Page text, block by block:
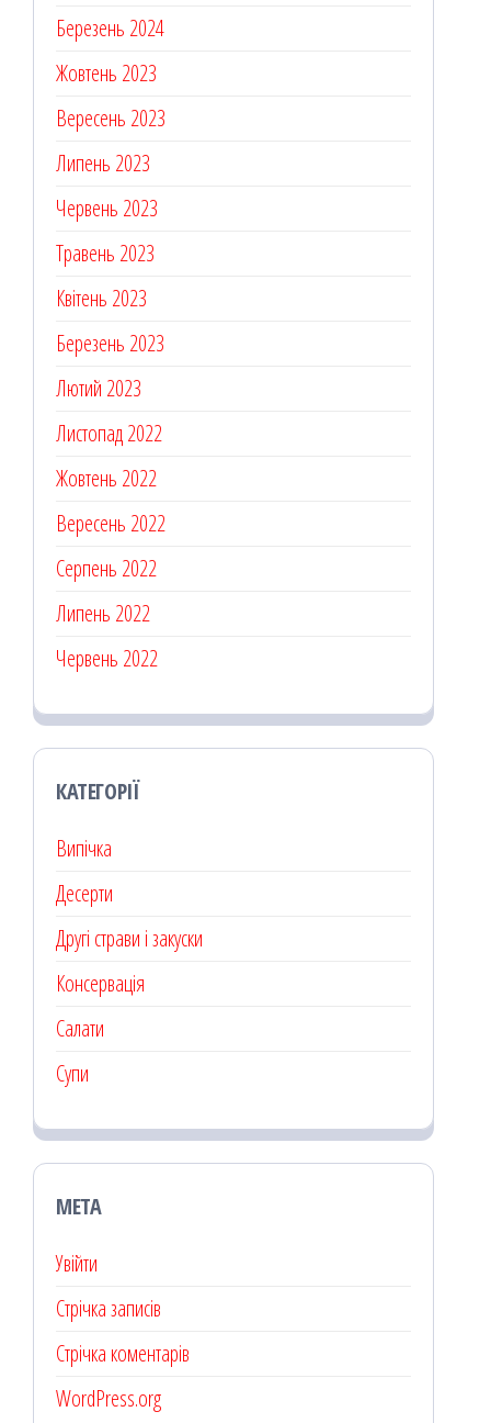
Березень 2024
Жовтень 2023
Вересень 2023
Липень 2023
Червень 2023
Травень 2023
Квітень 2023
Березень 2023
Лютий 2023
Листопад 2022
Жовтень 2022
Вересень 2022
Серпень 2022
Липень 2022
Червень 2022
КАТЕГОРІЇ
Випічка
Десерти
Другі страви і закуски
Консервація
Салати
Супи
МЕТА
Увійти
Стрічка записів
Стрічка коментарів
WordPress.org